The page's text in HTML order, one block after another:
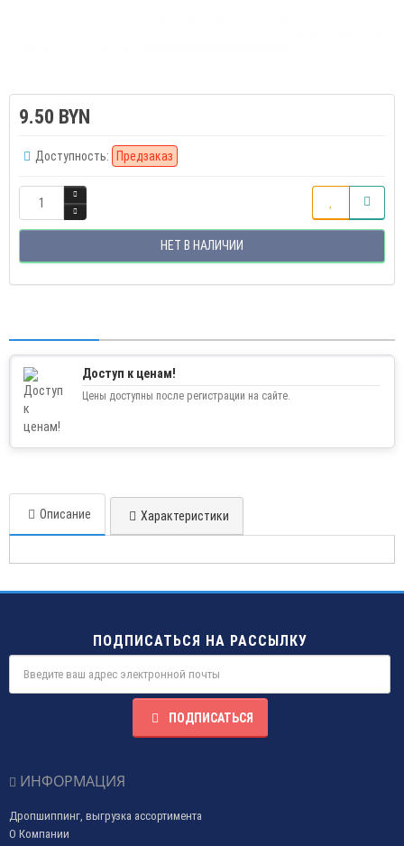
9.50 BYN
Доступность: Предзаказ
НЕТ В НАЛИЧИИ
Доступ к ценам!
Цены доступны после регистрации на сайте.
Описание Характеристики
ПОДПИСАТЬСЯ НА РАССЫЛКУ
ПОДПИСАТЬСЯ
ИНФОРМАЦИЯ
Дропшиппинг, выгрузка ассортимента
О Компании